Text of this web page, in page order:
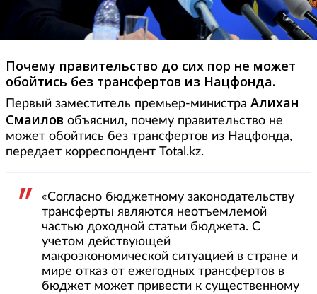
Почему правительство до сих пор не может
обойтись без трансфертов из Нацфонда.
Первый заместитель премьер-министра Алихан
Смаилов объяснил, почему правительство не
может обойтись без трансфертов из Нацфонда,
передает корреспондент Total.kz.
«Согласно бюджетному законодательству
трансферты являются неотъемлемой
частью доходной статьи бюджета. С
учетом действующей
макроэкономической ситуацией в стране и
мире отказ от ежегодных трансфертов в
бюджет может привести к существенному